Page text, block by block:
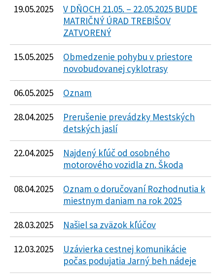
19.05.2025
V DŇOCH 21.05. – 22.05.2025 BUDE
MATRIČNÝ ÚRAD TREBIŠOV
ZATVORENÝ
15.05.2025
Obmedzenie pohybu v priestore
novobudovanej cyklotrasy
06.05.2025 Oznam
28.04.2025
Prerušenie prevádzky Mestských
detských jaslí
22.04.2025
Najdený kľúč od osobného
motorového vozidla zn. Škoda
08.04.2025
Oznam o doručovaní Rozhodnutia k
miestnym daniam na rok 2025
28.03.2025 Našiel sa zväzok kľúčov
12.03.2025
Uzávierka cestnej komunikácie
počas podujatia Jarný beh nádeje